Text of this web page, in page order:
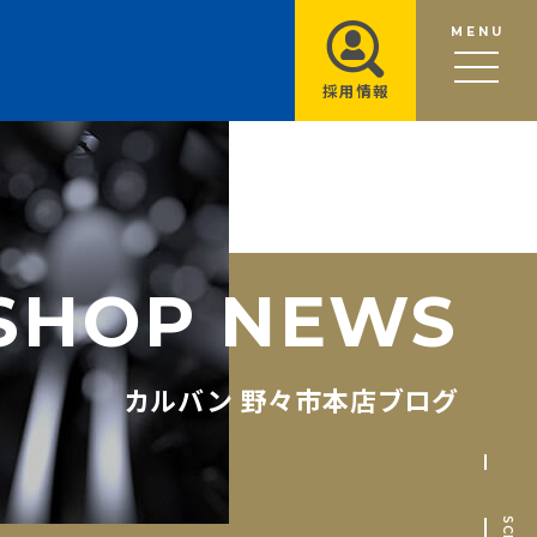
MENU
採用情報
HOP NEWS
カルバン 野々市本店ブログ